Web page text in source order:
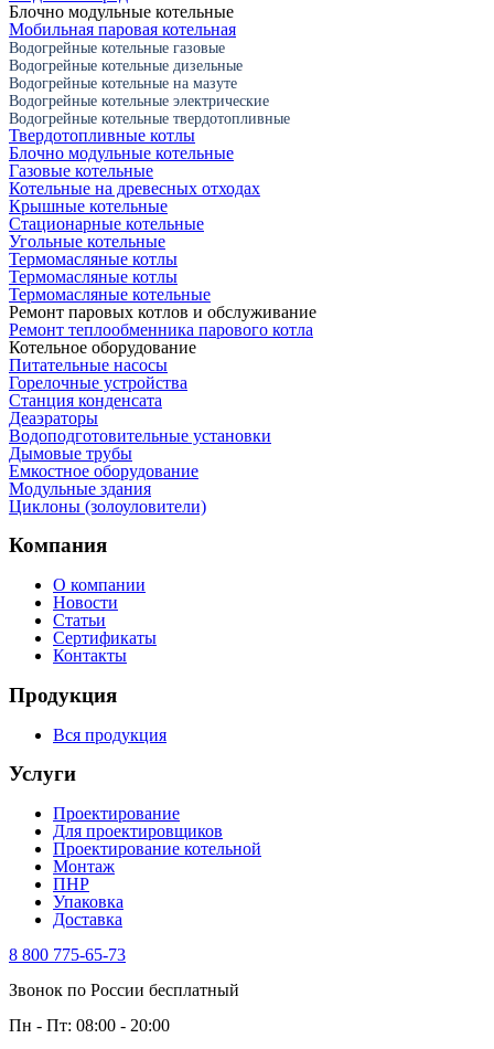
Блочно модульные котельные
Мобильная паровая котельная
Водогрейные котельные газовые
Водогрейные котельные дизельные
Водогрейные котельные на мазуте
Водогрейные котельные электрические
Водогрейные котельные твердотопливные
Твердотопливные котлы
Блочно модульные котельные
Газовые котельные
Котельные на древесных отходах
Крышные котельные
Стационарные котельные
Угольные котельные
Термомасляные котлы
Термомасляные котлы
Термомасляные котельные
Ремонт паровых котлов и обслуживание
Ремонт теплообменника парового котла
Котельное оборудование
Питательные насосы
Горелочные устройства
Станция конденсата
Деаэраторы
Водоподготовительные установки
Дымовые трубы
Емкостное оборудование
Mодульные здания
Циклоны (золоуловители)
Компания
О компании
Новости
Статьи
Сертификаты
Контакты
Продукция
Вся продукция
Услуги
Проектирование
Для проектировщиков
Проектирование котельной
Монтаж
ПНР
Упаковка
Доставка
8 800 775-65-73
Звонок по России бесплатный
Пн - Пт: 08:00 - 20:00